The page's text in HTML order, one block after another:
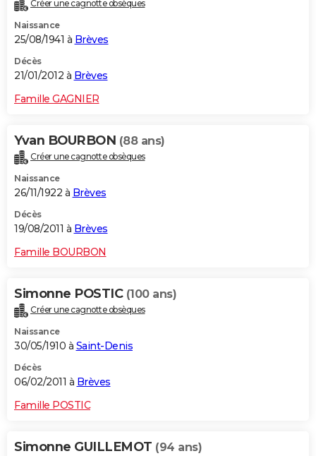
Créer une cagnotte obsèques
Naissance
25/08/1941 à Brèves
Décès
21/01/2012 à Brèves
Famille GAGNIER
Yvan BOURBON (88 ans)
Créer une cagnotte obsèques
Naissance
26/11/1922 à Brèves
Décès
19/08/2011 à Brèves
Famille BOURBON
Simonne POSTIC (100 ans)
Créer une cagnotte obsèques
Naissance
30/05/1910 à Saint-Denis
Décès
06/02/2011 à Brèves
Famille POSTIC
Simonne GUILLEMOT (94 ans)